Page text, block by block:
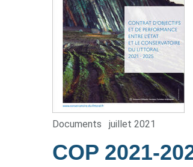
Documents juillet 2021
COP 2021-